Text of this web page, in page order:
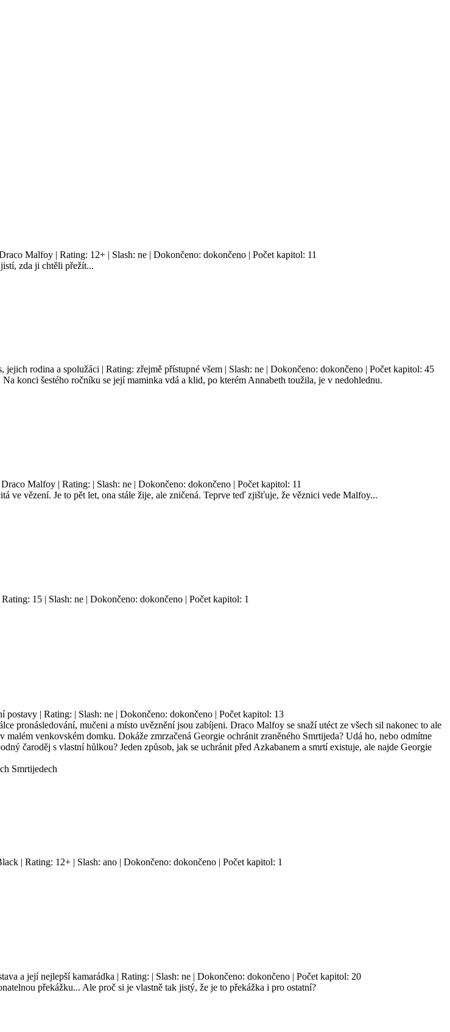
Malfoy | Rating: 12+ | Slash: ne | Dokončeno: dokončeno | Počet kapitol: 11
zda ji chtěli přežít...
jejich rodina a spolužáci | Rating: zřejmě přístupné všem | Slash: ne | Dokončeno: dokončeno | Počet kapitol: 45
konci šestého ročníku se její maminka vdá a klid, po kterém Annabeth toužila, je v nedohlednu.
Malfoy | Rating: | Slash: ne | Dokončeno: dokončeno | Počet kapitol: 11
ve vězení. Je to pět let, ona stále žije, ale zničená. Teprve teď zjišťuje, že věznici vede Malfoy...
15 | Slash: ne | Dokončeno: dokončeno | Počet kapitol: 1
| Rating: | Slash: ne | Dokončeno: dokončeno | Počet kapitol: 13
pronásledování, mučeni a místo uvěznění jsou zabíjeni. Draco Malfoy se snaží utéct ze všech sil nakonec to ale
venkovském domku. Dokáže zmrzačená Georgie ochránit zraněného Smrtijeda? Udá ho, nebo odmítne
čaroděj s vlastní hůlkou? Jeden způsob, jak se uchránit před Azkabanem a smrtí existuje, ale najde Georgie
Smrtijedech
| Rating: 12+ | Slash: ano | Dokončeno: dokončeno | Počet kapitol: 1
a její nejlepší kamarádka | Rating: | Slash: ne | Dokončeno: dokončeno | Počet kapitol: 20
překážku... Ale proč si je vlastně tak jistý, že je to překážka i pro ostatní?